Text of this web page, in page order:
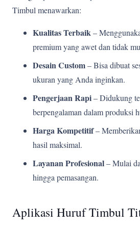
Timbul menawarkan:
Kualitas Terbaik–
premium yang awet dan tidak
Desain Custom– Bisa dibuat
ukuran yang Anda inginkan.
Pengerjaan Rapi– Didukung
berpengalaman dalam produksi
Harga Kompetitif–
hasil maksimal.
Layanan Profesional– Mulai
hingga pemasangan.
Aplikasi Huruf Timbul